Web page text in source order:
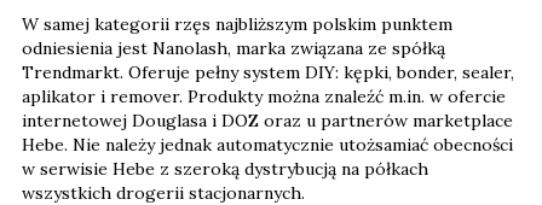
W samej kategorii rzęs najbliższym polskim punktem
odniesienia jest Nanolash, marka związana ze spółką
Trendmarkt. Oferuje pełny system DIY: kępki, bonder, sealer,
aplikator i remover. Produkty można znaleźć m.in. w ofercie
internetowej Douglasa i DOZ oraz u partnerów marketplace
Hebe. Nie należy jednak automatycznie utożsamiać obecności
w serwisie Hebe z szeroką dystrybucją na półkach
wszystkich drogerii stacjonarnych.